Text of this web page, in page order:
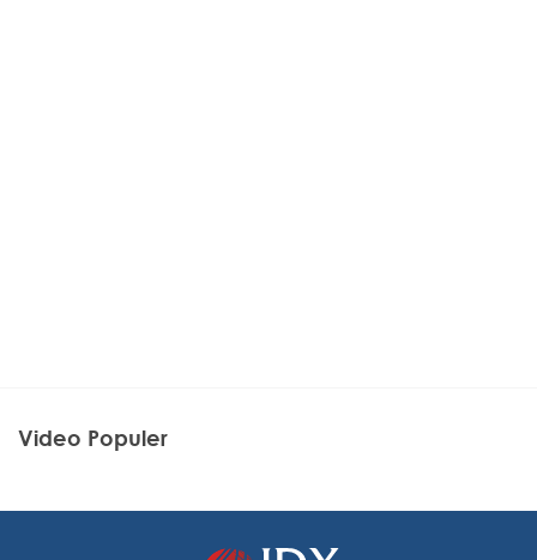
Video Populer